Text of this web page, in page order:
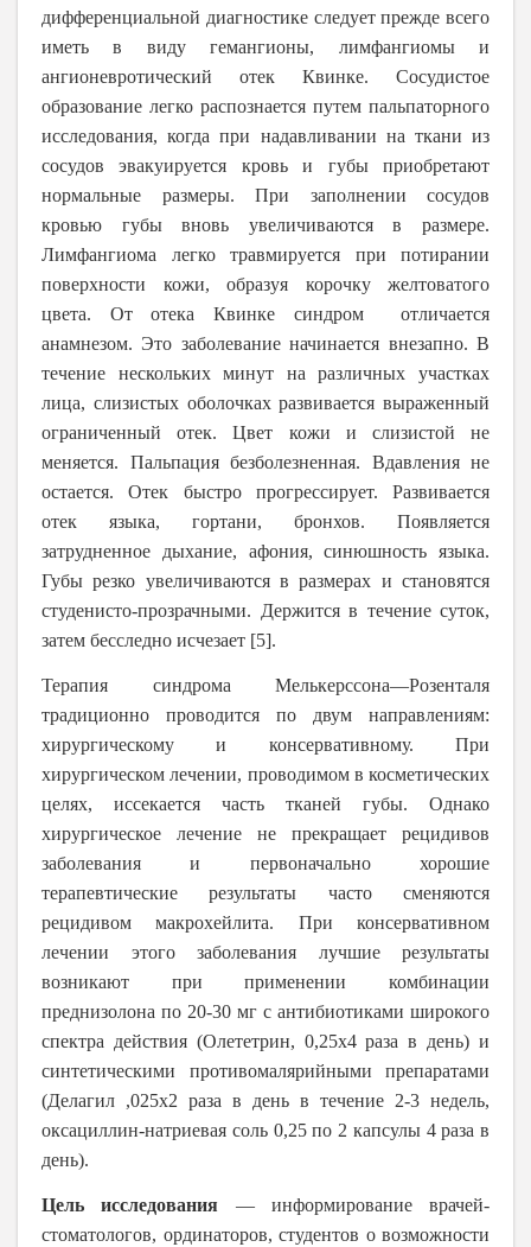
дифференциальной диагности­ке следует прежде всего
иметь в виду гемангионы, лимфангиомы и
ангионевротический отек Квинке. Сосудистое
образование легко распознается путем пальпаторного
исследования, когда при надавливании на ткани из
сосудов эвакуируется кровь и губы приобретают
нормальные размеры. При заполнении сосудов
кровью губы вновь увеличиваются в размере.
Лимфангиома легко травмируется при потирании
поверхности кожи, образуя корочку желтоватого
цвета. От отека Квинке синдром отличается
анамнезом. Это заболевание начинается внезапно. В
течение нескольких минут на различных участках
лица, слизистых оболочках развивается выраженный
ограниченный отек. Цвет кожи и слизистой не
меняется. Пальпация безболезненная. Вдавления не
остается. Отек быстро прогрессирует. Развивается
отек языка, гортани, бронхов. Появляется
затрудненное дыхание, афония, синюшность языка.
Губы резко увеличиваются в размерах и становятся
студенисто-прозрачными. Держится в течение суток,
затем бесследно исчезает [5].
Терапия синдрома Мелькерссона―Розенталя
традиционно проводится по двум направлениям:
хирургическому и консервативному. При
хирургическом лечении, проводимом в косметических
целях, иссекается часть тканей губы. Однако
хирургическое лечение не прекращает рециди­вов
заболевания и первоначально хорошие
терапевтические ре­зультаты часто сменяются
рецидивом макрохейлита. При консервативном
лечении этого заболевания лучшие результаты
возникают при применении комбинации
преднизолона по 20-30 мг с антибиотиками широкого
спектра действия (Олететрин, 0,25x4 раза в день) и
синтетическими противомалярийными препаратами
(Делагил ,025x2 раза в день в течение 2-3 недель,
оксациллин-натриевая соль 0,25 по 2 капсулы 4 раза в
день).
Цель исследования ― информирование врачей-
стоматологов, ординаторов, студентов о возможности